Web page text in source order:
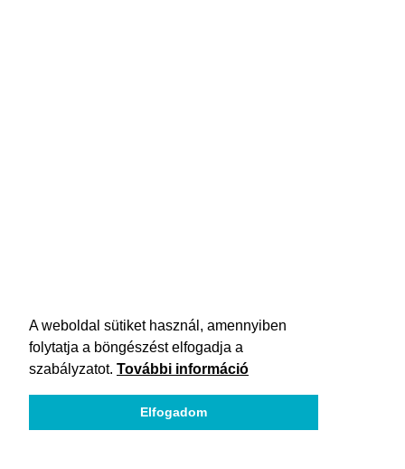
A weboldal sütiket használ, amennyiben
folytatja a böngészést elfogadja a
szabályzatot. További információ
Elfogadom